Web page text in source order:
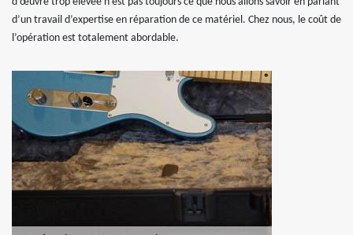
d’un travail d’expertise en réparation de ce matériel. Chez nous, le coût de
l’opération est totalement abordable.